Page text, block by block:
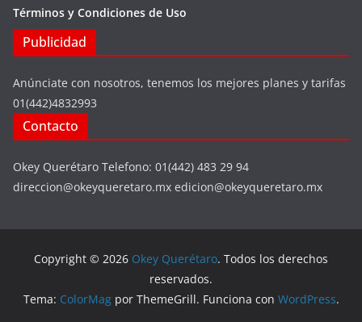
Términos y Condiciones de Uso
Publicidad
Anúnciate con nosotros, tenemos los mejores planes y tarifas
01(442)4832993
Contacto
Okey Querétaro Telefono: 01(442) 483 29 94
direccion@okeyqueretaro.mx edicion@okeyqueretaro.mx
Copyright © 2026 Okey Querétaro. Todos los derechos
reservados.
Tema: ColorMagpor ThemeGrill. Funciona con WordPress.